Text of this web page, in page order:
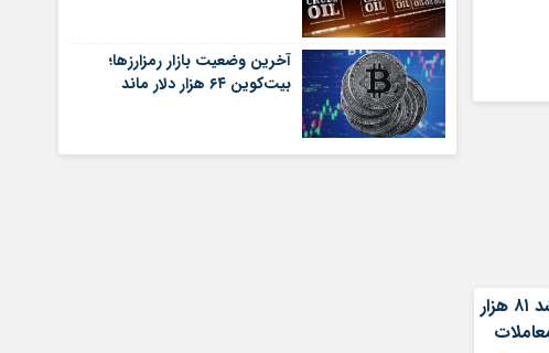
شوک به بورس تهران؛ رشد ۸۱ هزار
آخرین وضعیت بازار رمزارزها؛
بیت‌کوین ۶۴ هزار دلار ماند